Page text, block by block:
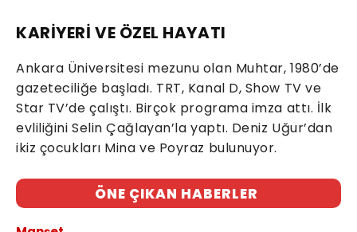
KARİYERİ VE ÖZEL HAYATI
Ankara Üniversitesi mezunu olan Muhtar, 1980’de
gazeteciliğe başladı. TRT, Kanal D, Show TV ve
Star TV’de çalıştı. Birçok programa imza attı. İlk
evliliğini Selin Çağlayan’la yaptı. Deniz Uğur’dan
ikiz çocukları Mina ve Poyraz bulunuyor.
ÖNE ÇIKAN HABERLER